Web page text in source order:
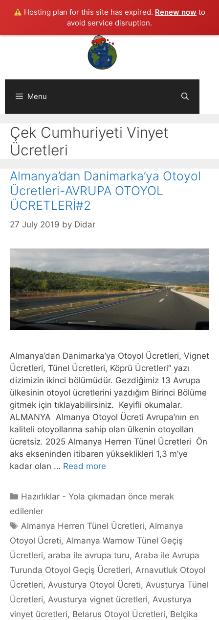
Hosting plan for this site has expired. Renew now to
avoid service disruption.
Menu
Çek Cumhuriyeti Vinyet
Ücretleri
Almanya’dan Danimarka’ya Otoyol
Ücretleri-AVRUPA OTOYOL
ÜCRETLERİ#2
27 July 2019 by Didar
Almanya’dan Danimarka’ya Otoyol Ücretleri, Vignet
Ücretleri, Tünel Ücretleri, Köprü Ücretleri” yazı
dizimizin ikinci bölümüdür. Gezdiğimiz 13 Avrupa
ülkesinin otoyol ücretlerini yazdığım Birinci Bölüme
gitmek için tıklayabilirsiniz. Keyifli okumalar.
ALMANYA Almanya Otoyol Ücreti Avrupa’nın en
kaliteli otoyollarına sahip olan ülkenin otoyolları
ücretsiz. 2025 Almanya Herren Tünel Ücretleri Ön
aks ekseninden itibaren yükseklikleri 1,3 m’ye
kadar olan … Read more
Categories
Hazırlıklar - Yola çıkmadan önce merak
edilenler
Tags
Almanya Herren Tünel Ücretleri, Almanya
Otoyol Ücreti, Almanya Warnow Tünel Geçiş
Ücretleri, araba ile avrupa turu, Araba ile Avrupa
Turunda Otoyol Geçiş Ücretleri, Arnavutluk Otoyol
Ücretleri, Avusturya Otoyol Ücreti, Avusturya Tünel
Ücretleri, Avusturya vignet ücretleri, Avusturya
vinyet ücretleri, Belarus Otoyol Ücretleri, Belçika